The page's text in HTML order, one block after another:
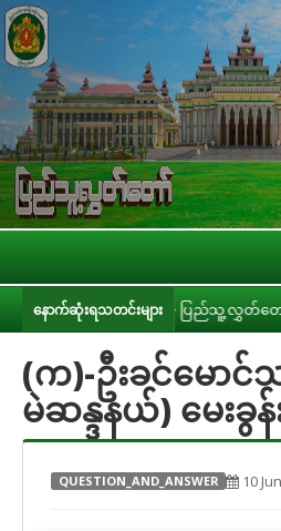
နောက်ဆုံးရသတင်းများ
နှိုင်းခြင်း ပြည်သူ့လွှတ်တော်ဥက္ကဋ္ဌ
(က)-ဦးခင်မောင်
မဲဆန္ဒနယ်) မေးခွန်
QUESTION_AND_ANSWER 10